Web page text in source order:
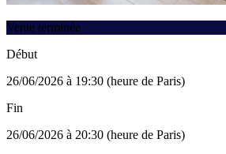
Vente terminée
Début
26/06/2026 à 19:30 (heure de Paris)
Fin
26/06/2026 à 20:30 (heure de Paris)